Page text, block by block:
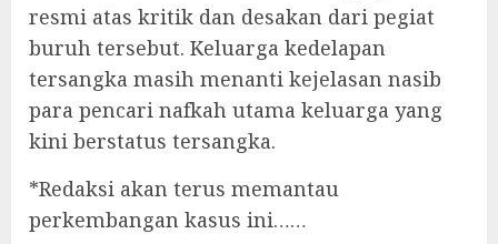
resmi atas kritik dan desakan dari pegiat
buruh tersebut. Keluarga kedelapan
tersangka masih menanti kejelasan nasib
para pencari nafkah utama keluarga yang
kini berstatus tersangka.
‎*Redaksi akan terus memantau
perkembangan kasus ini……